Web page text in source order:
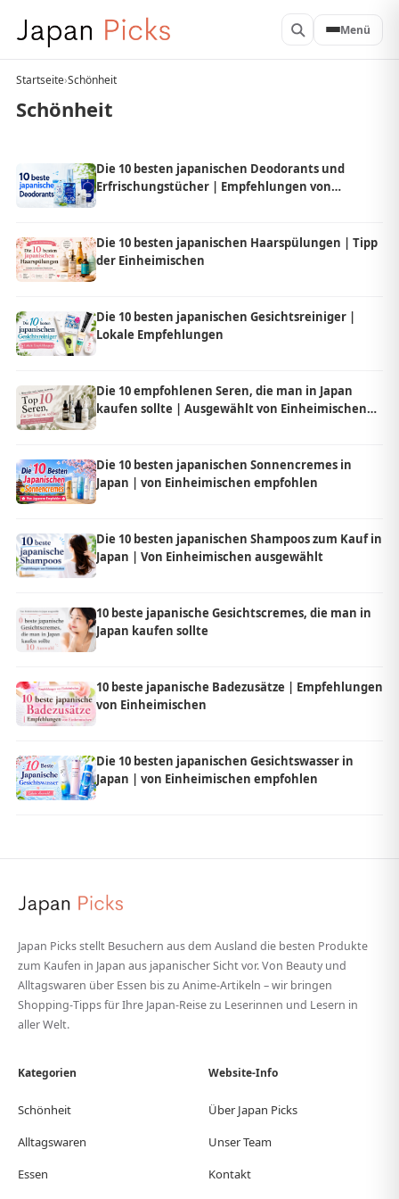
Menü
Startseite›Schönheit
Schönheit
Die 10 besten japanischen Deodorants und
Erfrischungstücher | Empfehlungen von
Die 10 besten japanischen Haarspülungen | Tipp
der Einheimischen
Die 10 besten japanischen Gesichtsreiniger |
Lokale Empfehlungen
Die 10 empfohlenen Seren, die man in Japan
kaufen sollte | Ausgewählt von Einheimischen
Die 10 besten japanischen Sonnencremes in
Japan | von Einheimischen empfohlen
Die 10 besten japanischen Shampoos zum Kauf in
Japan | Von Einheimischen ausgewählt
10 beste japanische Gesichtscremes, die man in
Japan kaufen sollte
10 beste japanische Badezusätze | Empfehlungen
von Einheimischen
Die 10 besten japanischen Gesichtswasser in
Japan | von Einheimischen empfohlen
Japan Picks stellt Besuchern aus dem Ausland die besten Produkte
zum Kaufen in Japan aus japanischer Sicht vor. Von Beauty und
Alltagswaren über Essen bis zu Anime-Artikeln – wir bringen
Shopping-Tipps für Ihre Japan-Reise zu Leserinnen und Lesern in
aller Welt.
Kategorien
Schönheit
Alltagswaren
Essen
Website-Info
Über Japan Picks
Unser Team
Kontakt